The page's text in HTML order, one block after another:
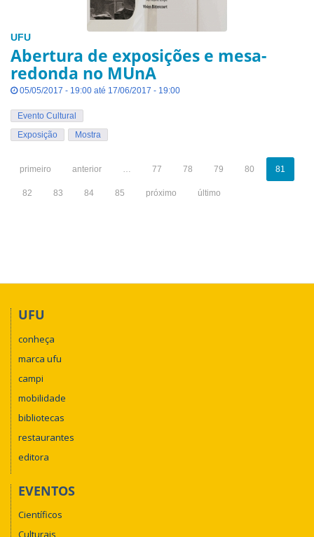
UFU
Abertura de exposições e mesa-
redonda no MUnA
05/05/2017 - 19:00 até 17/06/2017 - 19:00
Evento Cultural
Exposição
Mostra
primeiro anterior … 77 78 79 80 81
82 83 84 85 próximo último
UFU
conheça
marca ufu
campi
mobilidade
bibliotecas
restaurantes
editora
EVENTOS
Científicos